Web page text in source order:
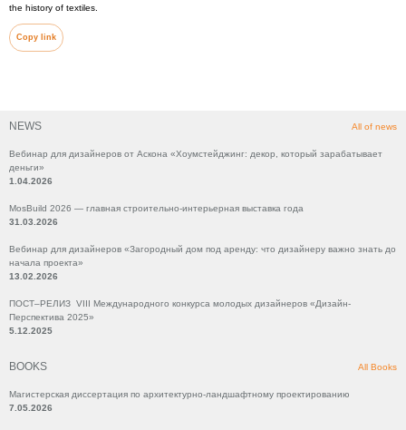
NEWS All of news
Вебинар для дизайнеров от Аскона «Хоумстейджинг: декор, который зарабатывает
деньги»
1.04.2026
MosBuild 2026 — главная строительно-интерьерная выставка года
31.03.2026
Вебинар для дизайнеров «Загородный дом под аренду: что дизайнеру важно знать до
начала проекта»
13.02.2026
ПОСТ–РЕЛИЗ VIII Международного конкурса молодых дизайнеров «Дизайн-
Перспектива 2025»
5.12.2025
BOOKS All Books
Магистерская диссертация по архитектурно-ландшафтному проектированию
7.05.2026
the history of textiles.
Copy link